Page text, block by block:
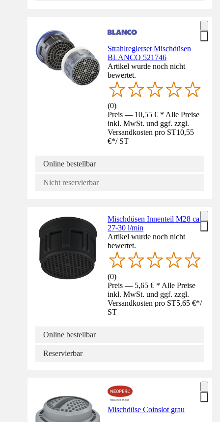
Strahlreglerset Mischdüsen
BLANCO 521746
Artikel wurde noch nicht
bewertet.
(0)
Preis — 10,55 € * Alle Preise
inkl. MwSt. und ggf. zzgl.
Versandkosten pro ST10,55
€*/ ST
Online bestellbar
Nicht reservierbar
Mischdüsen Innenteil M28 ca.
27-30 l/min
Artikel wurde noch nicht
bewertet.
(0)
Preis — 5,65 € * Alle Preise
inkl. MwSt. und ggf. zzgl.
Versandkosten pro ST5,65 €*/
ST
Online bestellbar
Reservierbar
Mischdüse Coinslot grau